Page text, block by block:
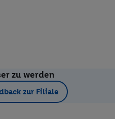
zu werden
zur Filiale